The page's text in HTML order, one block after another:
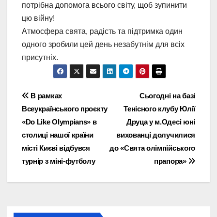
потрібна допомога всього світу, щоб зупинити
цю війну!
Атмосфера свята, радість та підтримка один
одного зробили цей день незабутнім для всіх
присутніх.
Навігація
записів
Сьогодні на базі
Тенісного клубу Юлії
Друца у м.Одесі юні
вихованці долучилися
до «Свята олімпійського
прапора»
В рамках
Всеукраїнського проєкту
«Do Like Olympians» в
столиці нашої країни
місті Києві відбувся
турнір з міні-футболу